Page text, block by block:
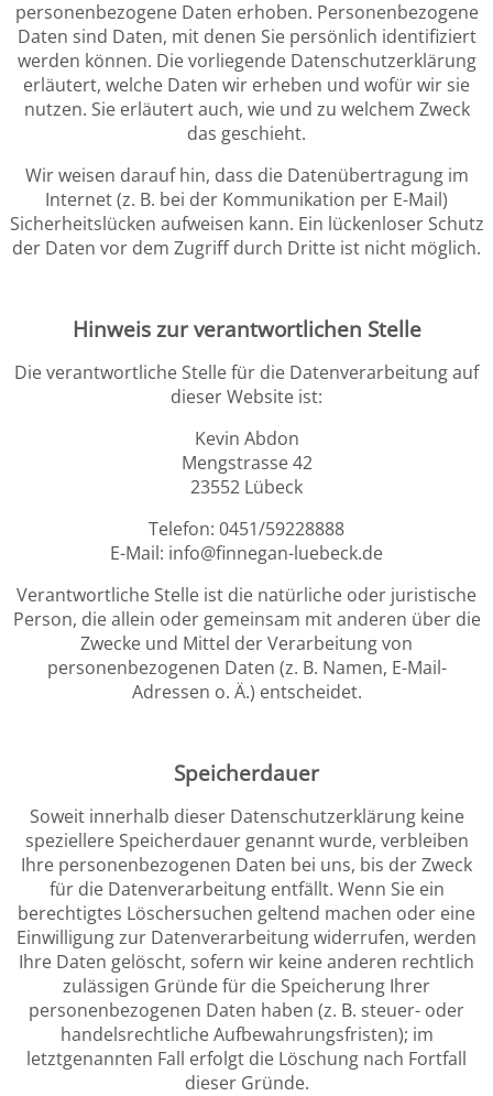
personenbezogene Daten erhoben. Personenbezogene
Daten sind Daten, mit denen Sie persönlich identifiziert
werden können. Die vorliegende Datenschutzerklärung
erläutert, welche Daten wir erheben und wofür wir sie
nutzen. Sie erläutert auch, wie und zu welchem Zweck
das geschieht.
Wir weisen darauf hin, dass die Datenübertragung im
Internet (z. B. bei der Kommunikation per E-Mail)
Sicherheitslücken aufweisen kann. Ein lückenloser Schutz
der Daten vor dem Zugriff durch Dritte ist nicht möglich.
Hinweis zur verantwortlichen Stelle
Die verantwortliche Stelle für die Datenverarbeitung auf
dieser Website ist:
Kevin Abdon
Mengstrasse 42
23552 Lübeck
Telefon: 0451/59228888
E-Mail: info@finnegan-luebeck.de
Verantwortliche Stelle ist die natürliche oder juristische
Person, die allein oder gemeinsam mit anderen über die
Zwecke und Mittel der Verarbeitung von
personenbezogenen Daten (z. B. Namen, E-Mail-
Adressen o. Ä.) entscheidet.
Speicherdauer
Soweit innerhalb dieser Datenschutzerklärung keine
speziellere Speicherdauer genannt wurde, verbleiben
Ihre personenbezogenen Daten bei uns, bis der Zweck
für die Datenverarbeitung entfällt. Wenn Sie ein
berechtigtes Löschersuchen geltend machen oder eine
Einwilligung zur Datenverarbeitung widerrufen, werden
Ihre Daten gelöscht, sofern wir keine anderen rechtlich
zulässigen Gründe für die Speicherung Ihrer
personenbezogenen Daten haben (z. B. steuer- oder
handelsrechtliche Aufbewahrungsfristen); im
letztgenannten Fall erfolgt die Löschung nach Fortfall
dieser Gründe.